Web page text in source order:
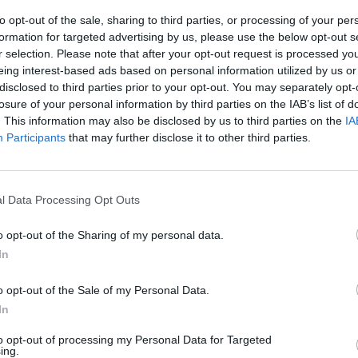
opt-out of the sale, sharing to third parties, or processing of your
for targeted advertising by us, please use the below opt-out
selection. Please note that after your opt-out request is processed
interest-based ads based on personal information utilized by us
to third parties prior to your opt-out. You may separately
of your personal information by third parties on the IAB’s list of
This information may also be disclosed by us to third parties on the
Participants that may further disclose it to other third parties.
Data Processing Opt Outs
opt-out of the Sharing of my personal data.
opt-out of the Sale of my Personal Data.
opt-out of processing my Personal Data for Targeted
antra pensijų pakopa Linas Kukuraitis
Visi įrašai
–
Liūdna vyresnio amžiaus dirbančiųjų
kasdienybė – priekabiavimas, patyčios ir
Žinios Lietuvos diena
00:02:08
Aukštaitijos pučiamųjų orkestras